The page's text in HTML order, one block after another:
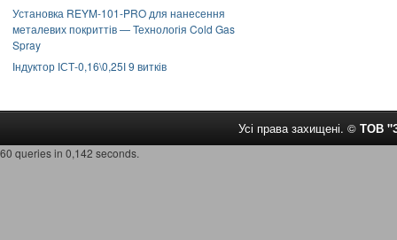
Установка REYM-101-PRO для нанесення
металевих покриттів — Технологія Cold Gas
Spray
Індуктор ІСТ-0,16\0,25І 9 витків
Усі права захищені. © ТОВ
60 queries in 0,142 seconds.